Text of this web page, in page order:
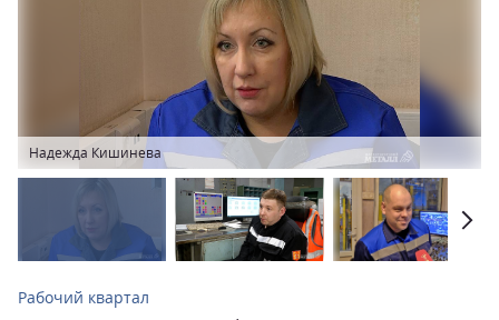
Рабочий квартал
Надежда Кишинева